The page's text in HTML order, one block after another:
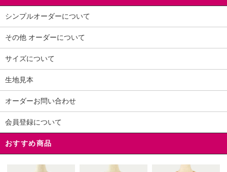
シンプルオーダーについて
その他 オーダーについて
サイズについて
生地見本
オーダーお問い合わせ
会員登録について
おすすめ商品